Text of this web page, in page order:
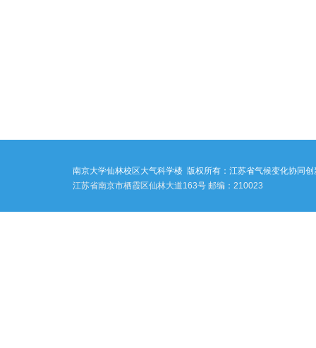
南京大学仙林校区大气科学楼 版权所有：江苏省气候变化协同创
江苏省南京市栖霞区仙林大道163号 邮编：210023